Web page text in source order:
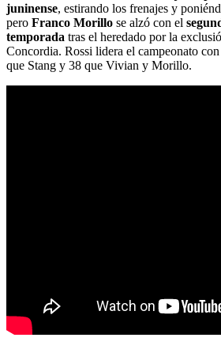
juninense, estirando los frenajes y
pero Franco Morillo se alzó con el
temporada tras el heredado por la
Concordia. Rossi lidera el campeonato
que Stang y 38 que Vivian y Morillo.